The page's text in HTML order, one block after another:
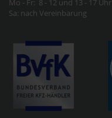
Sa: nach Vereinbarung